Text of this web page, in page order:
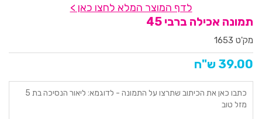
לדף המוצר המלא לחצו כאן >
תמונה אכילה ברבי 45
מק'ט 1653
39.00 ש"ח